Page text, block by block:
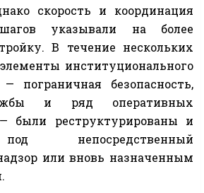
скорость и координация
указывали на более
В течение нескольких
институционального
пограничная безопасность,
и ряд оперативных
были реструктурированы и
непосредственный
или вновь назначенным